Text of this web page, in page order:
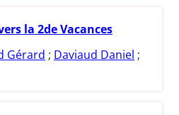
la 2de Vacances
Gérard ; Daviaud Daniel ;